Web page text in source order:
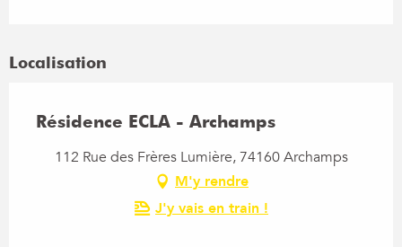
Localisation
Résidence ECLA - Archamps
112 Rue des Frères Lumière, 74160 Archamps
M'y rendre
J'y vais en train !